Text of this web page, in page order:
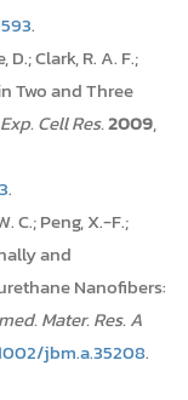
.
Clark, R. A. F.;
Two and Three
Exp. Cell Res.2009,
.
C.; Peng, X.-F.;
and
Nanofibers:
Mater. Res. A
jbm.a.35208.